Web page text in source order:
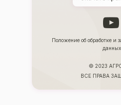
Положение об обработке и
данных
© 2023
ВСЕ ПРАВА